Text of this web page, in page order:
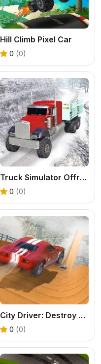
Hill Climb Pixel Car
0 (0)
Truck Simulator Offroad Driving
0 (0)
City Driver: Destroy Car
0 (0)